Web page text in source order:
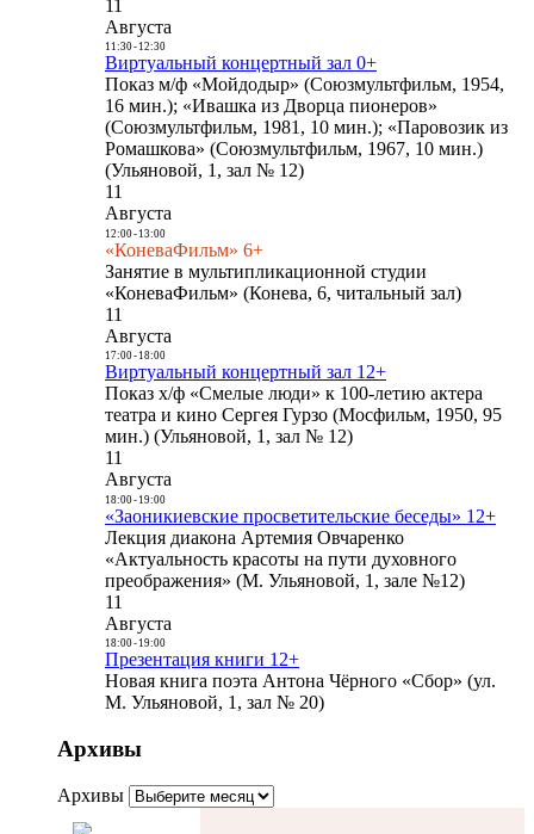
11
Августа
11:30- 12:30
Виртуальный концертный зал 0+
Показ м/ф «Мойдодыр» (Союзмультфильм, 1954,
16 мин.); «Ивашка из Дворца пионеров»
(Союзмультфильм, 1981, 10 мин.); «Паровозик из
Ромашкова» (Союзмультфильм, 1967, 10 мин.)
(Ульяновой, 1, зал № 12)
11
Августа
12:00- 13:00
«КоневаФильм» 6+
Занятие в мультипликационной студии
«КоневаФильм» (Конева, 6, читальный зал)
11
Августа
17:00- 18:00
Виртуальный концертный зал 12+
Показ х/ф «Смелые люди» к 100-летию актера
театра и кино Сергея Гурзо (Мосфильм, 1950, 95
мин.) (Ульяновой, 1, зал № 12)
11
Августа
18:00- 19:00
«Заоникиевские просветительские беседы» 12+
Лекция диакона Артемия Овчаренко
«Актуальность красоты на пути духовного
преображения» (М. Ульяновой, 1, зале №12)
11
Августа
18:00- 19:00
Презентация книги 12+
Новая книга поэта Антона Чёрного «Сбор» (ул.
М. Ульяновой, 1, зал № 20)
Архивы
Архивы